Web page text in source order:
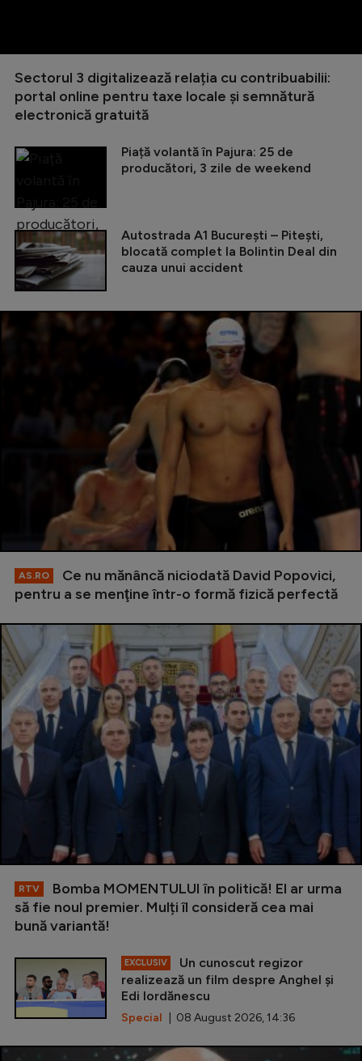
Sectorul 3 digitalizează relația cu contribuabilii:
portal online pentru taxe locale și semnătură
electronică gratuită
Piață volantă în Pajura: 25 de
producători, 3 zile de weekend
Autostrada A1 București – Pitești,
blocată complet la Bolintin Deal din
cauza unui accident
AS.RO
Ce nu mănâncă niciodată David Popovici,
pentru a se menţine într-o formă fizică perfectă
RTV
Bomba MOMENTULUI în politică! El ar urma
să fie noul premier. Mulți îl consideră cea mai
bună variantă!
EXCLUSIV
Un cunoscut regizor
realizează un film despre Anghel și
Edi Iordănescu
Special | 08 August 2026, 14:36